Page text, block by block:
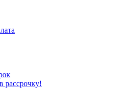
рассрочку!